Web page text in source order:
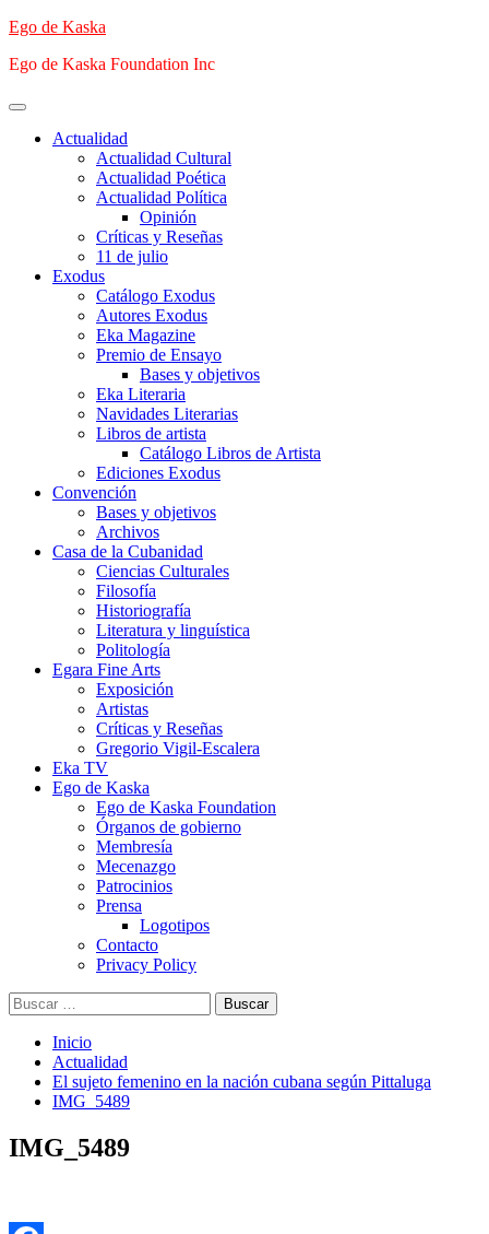
Saltar
contenido
Ego de Kaska
Ego de Kaska Foundation Inc
Menú
principalActualidad
Actualidad Cultural
Actualidad Poética
Actualidad Política
Opinión
Críticas y Reseñas
11 de julio
Exodus
Catálogo Exodus
Autores Exodus
Eka Magazine
Premio de Ensayo
Bases y objetivos
Eka Literaria
Navidades Literarias
Libros de artista
Catálogo Libros de Artista
Ediciones Exodus
Convención
Bases y objetivos
Archivos
Casa de la Cubanidad
Ciencias Culturales
Filosofía
Historiografía
Literatura y linguística
Politología
Egara Fine Arts
Exposición
Artistas
Críticas y Reseñas
Gregorio Vigil-Escalera
Eka TV
Ego de Kaska
Ego de Kaska Foundation
Órganos de gobierno
Membresía
Mecenazgo
Patrocinios
Prensa
Logotipos
Contacto
Privacy Policy
Buscar:
Inicio
Actualidad
El sujeto femenino en la nación cubana según Pittaluga
IMG_5489
IMG_5489